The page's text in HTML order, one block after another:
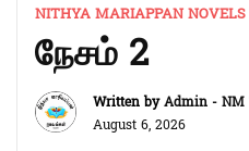
NITHYA MARIAPPAN NOVELS
நேசம் 2
Written byAdmin - NM
August 6, 2026